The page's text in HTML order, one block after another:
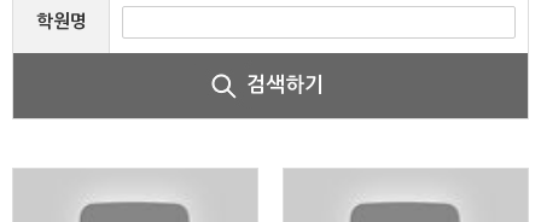
학원명
검색하기